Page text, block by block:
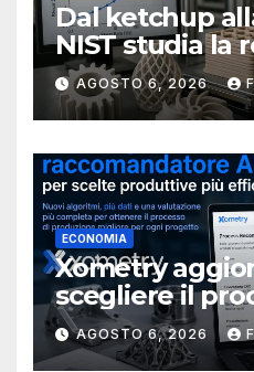
Dal ketchup
NIST studia la
rendere più
stampa 3D
AGOSTO 6, 2026
ECONOMIA
Xometry
scegliere il
produttivo più
AGOSTO 6, 2026